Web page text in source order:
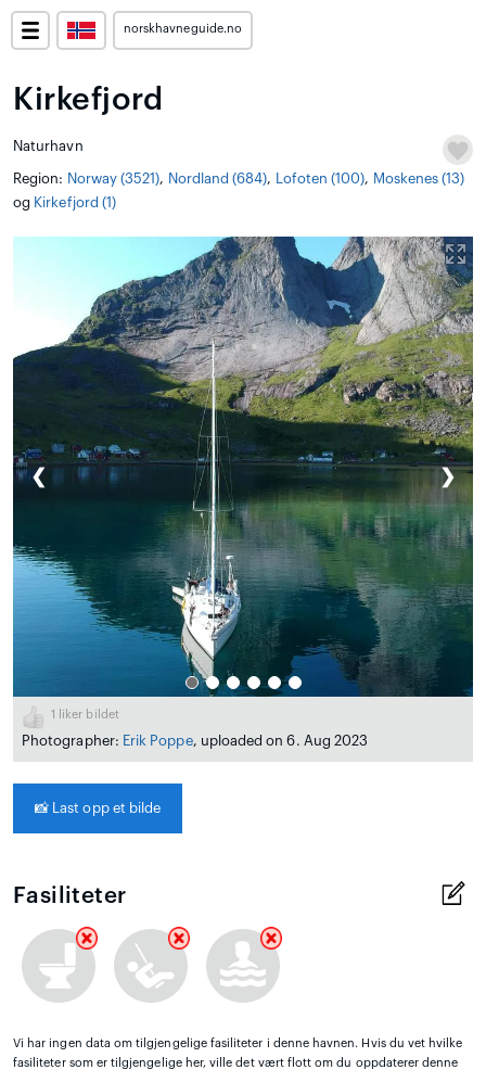
norskhavneguide.no
Kirkefjord
Naturhavn
Region: Norway (3521), Nordland (684), Lofoten (100), Moskenes (13)
og Kirkefjord (1)
❮ ❯
1 liker bildet
Photographer: Erik Poppe, uploaded on 6. Aug 2023
📸 Last opp et bilde
Fasiliteter
Vi har ingen data om tilgjengelige fasiliteter i denne havnen. Hvis du vet hvilke
fasiliteter som er tilgjengelige her, ville det vært flott om du oppdaterer denne